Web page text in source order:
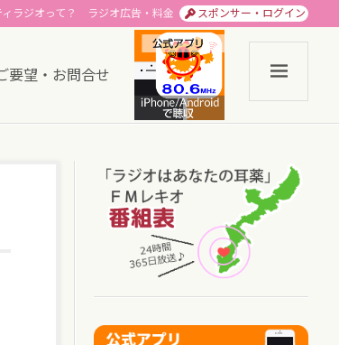
スポンサー・ログイン
ラジオ広告・料金
ラジオって？
要望・お問合せ